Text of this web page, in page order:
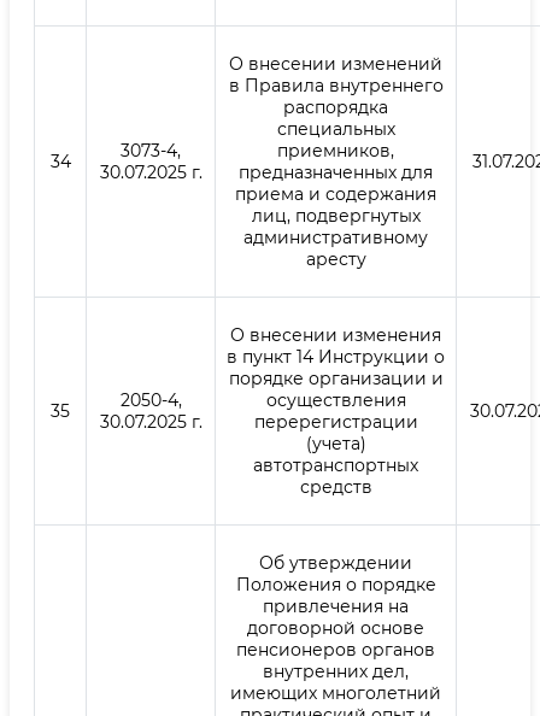
34
3073-4,
30.07.2025 г.
О внесении изменений
в Правила внутреннего
распорядка
специальных
приемников,
предназначенных для
приема и содержания
лиц, подвергнутых
административному
аресту
35
2050-4,
30.07.2025 г.
О внесении изменения
в пункт 14 Инструкции о
порядке организации и
осуществления
перерегистрации
(учета)
автотранспортных
средств
Об утверждении
Положения о порядке
привлечения на
договорной основе
пенсионеров органов
внутренних дел,
имеющих многолетний